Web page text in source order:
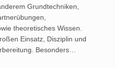
Grundtechniken,
theoretisches Wissen.
Einsatz, Disziplin und
Besonders…